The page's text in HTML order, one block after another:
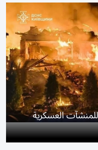
العسكرية